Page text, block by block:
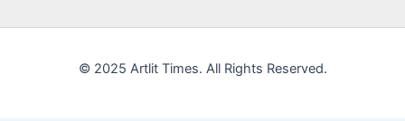
© 2025 Artlit Times. All Rights Reserved.